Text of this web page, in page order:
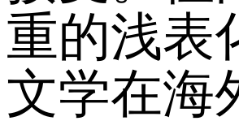
重的浅表
文学在海